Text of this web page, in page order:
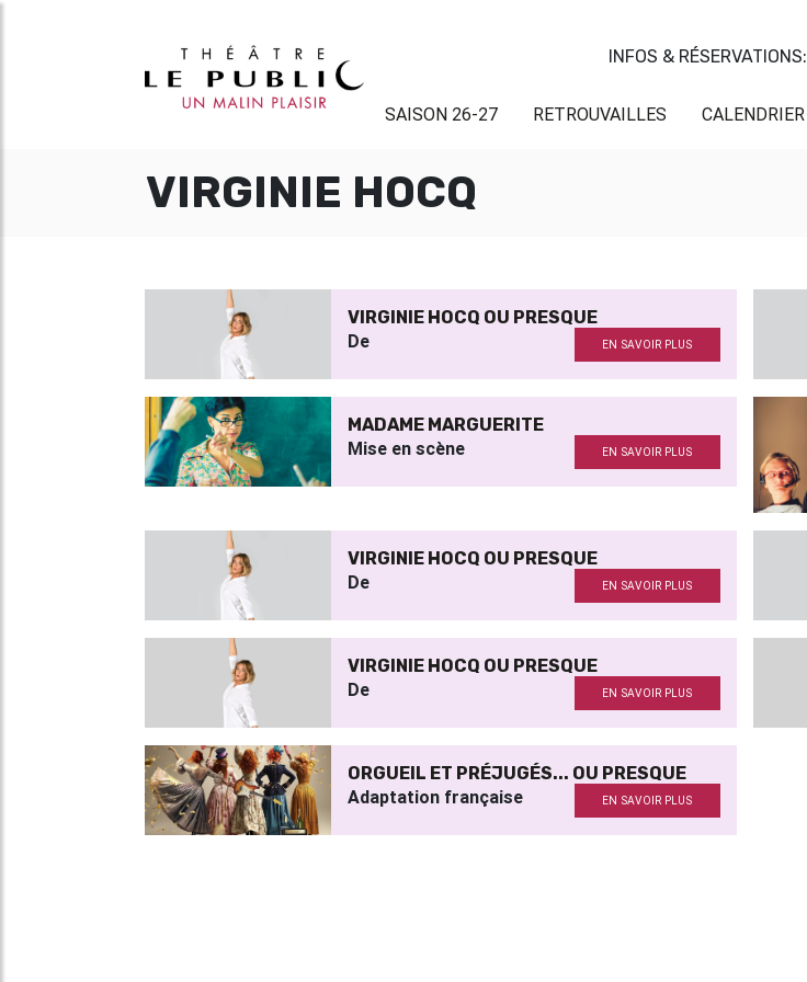
INFOS & RÉSERVATIONS:
SAISON 26-27 RETROUVAILLES CALENDRIER
VIRGINIE HOCQ
VIRGINIE HOCQ OU PRESQUE
De EN SAVOIR PLUS
MADAME MARGUERITE
Mise en scène EN SAVOIR PLUS
VIRGINIE HOCQ OU PRESQUE
De EN SAVOIR PLUS
VIRGINIE HOCQ OU PRESQUE
De EN SAVOIR PLUS
ORGUEIL ET PRÉJUGÉS... OU PRESQUE
Adaptation française EN SAVOIR PLUS